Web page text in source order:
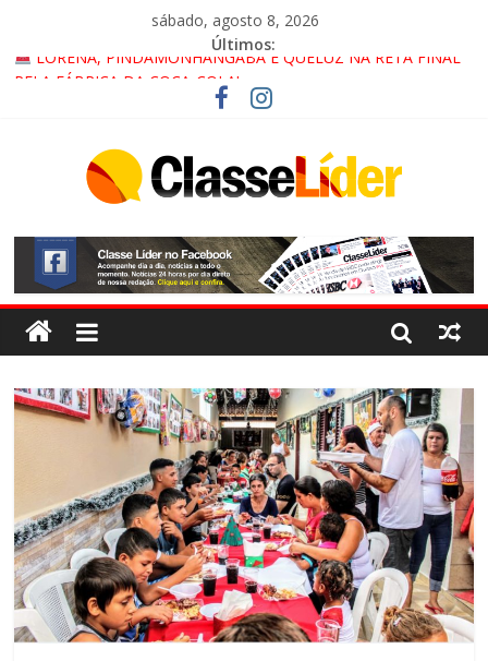
sábado, agosto 8, 2026
Últimos:
LORENA, PINDAMONHANGABA E QUELUZ NA RETA FINAL
PELA FÁBRICA DA COCA-COLA!
CRUZEIRO VIRA CENÁRIO DE FILME NACIONAL COM ESTREIA
“HÁ PRESENÇA DO COMANDO VERMELHO NO VALE”, AFIRMA
ACESSO À APARECIDA NA DUTRA SERÁ BLOQUEADO NO FIM
DE SEMANA; MOTORISTAS DEVEM USAR ROTAS
ALTERNATIVAS